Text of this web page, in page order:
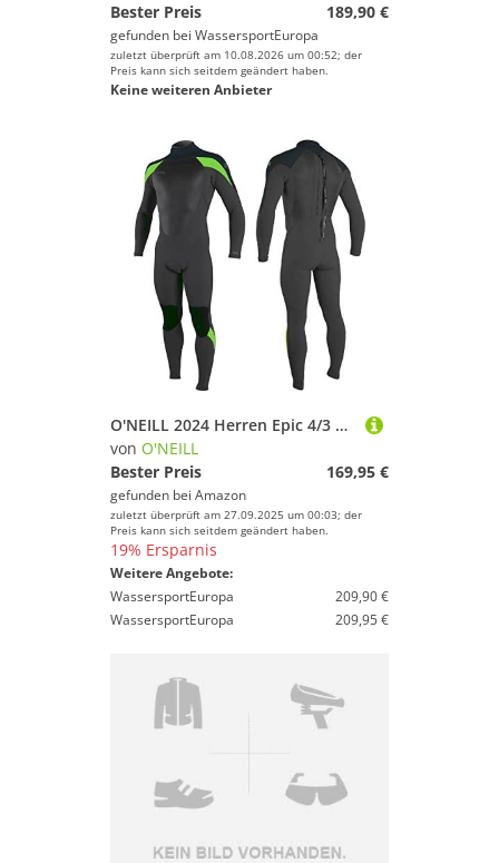
Bester Preis
189,90 €
gefunden bei WassersportEuropa
zuletzt überprüft am 10.08.2026 um 00:52; der
Preis kann sich seitdem geändert haben.
Keine weiteren Anbieter
O'NEILL 2024 Herren Epic 4/3 mm Back Zip Neoprenanzug 4212B - Black/Gunmetal/Dayglo
von O'NEILL
Bester Preis
169,95 €
gefunden bei Amazon
zuletzt überprüft am 27.09.2025 um 00:03; der
Preis kann sich seitdem geändert haben.
19% Ersparnis
Weitere Angebote:
WassersportEuropa
209,90 €
WassersportEuropa
209,95 €